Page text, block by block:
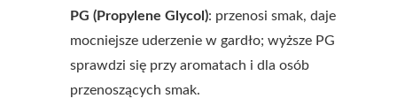
PG (Propylene Glycol): przenosi smak, daje
mocniejsze uderzenie w gardło; wyższe PG
sprawdzi się przy aromatach i dla osób
przenoszących smak.